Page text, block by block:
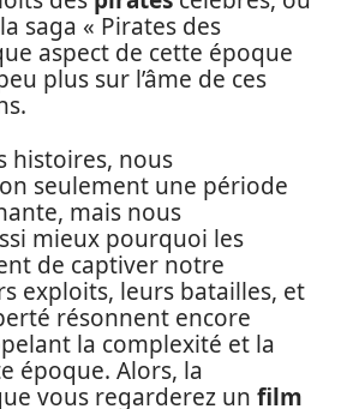
saga « Pirates des
aspect de cette époque
plus sur l’âme de ces
histoires, nous
seulement une période
mais nous
mieux pourquoi les
de captiver notre
exploits, leurs batailles, et
résonnent encore
la complexité et la
époque. Alors, la
vous regarderez un film